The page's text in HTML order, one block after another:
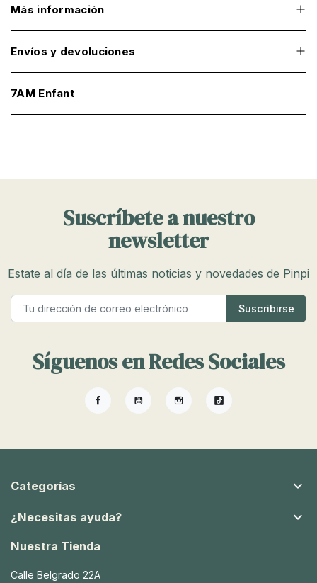
Más información
Envíos y devoluciones
7AM Enfant
Suscríbete a nuestro
newsletter
Estate al día de las últimas noticias y novedades de Pinpi
Síguenos en Redes Sociales
FacebookYouTubeInstagramTikTok
Categorías 
¿Necesitas ayuda? 
Nuestra Tienda
Calle Belgrado 22A